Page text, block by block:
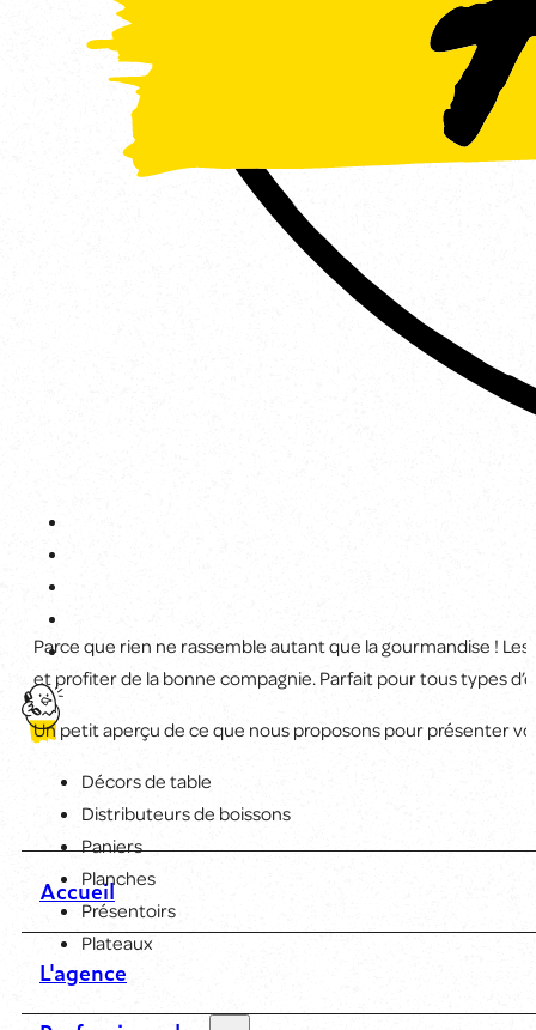
Accueil
L'agence
Parce que rien ne rassemble autant que la gourmandise !
et profiter de la bonne compagnie. Parfait pour tous types
Un petit aperçu de ce que nous proposons pour présenter
Décors de table
Distributeurs de boissons
Paniers
Planches
Présentoirs
Plateaux